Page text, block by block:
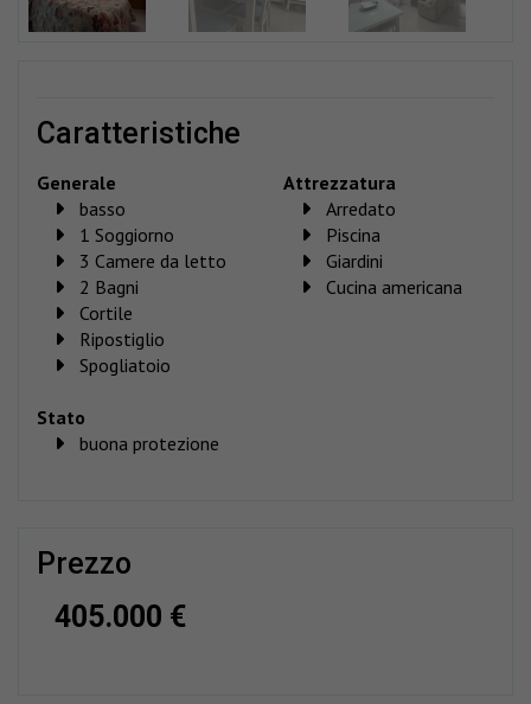
caratteristiche
Generale
basso
1 Soggiorno
3 Camere da letto
2 Bagni
Cortile
Ripostiglio
Spogliatoio
Stato
buona protezione
Attrezzatura
Arredato
Piscina
Giardini
Cucina americana
prezzo
405.000 €